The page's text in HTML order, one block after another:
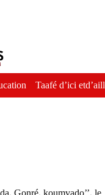
Taafé d’ici
Gonré, koumvado’’, le